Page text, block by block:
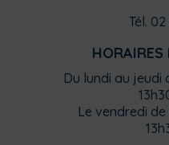
Tél. 02
HORAIRES
Du lundi au jeudi
Le vendredi